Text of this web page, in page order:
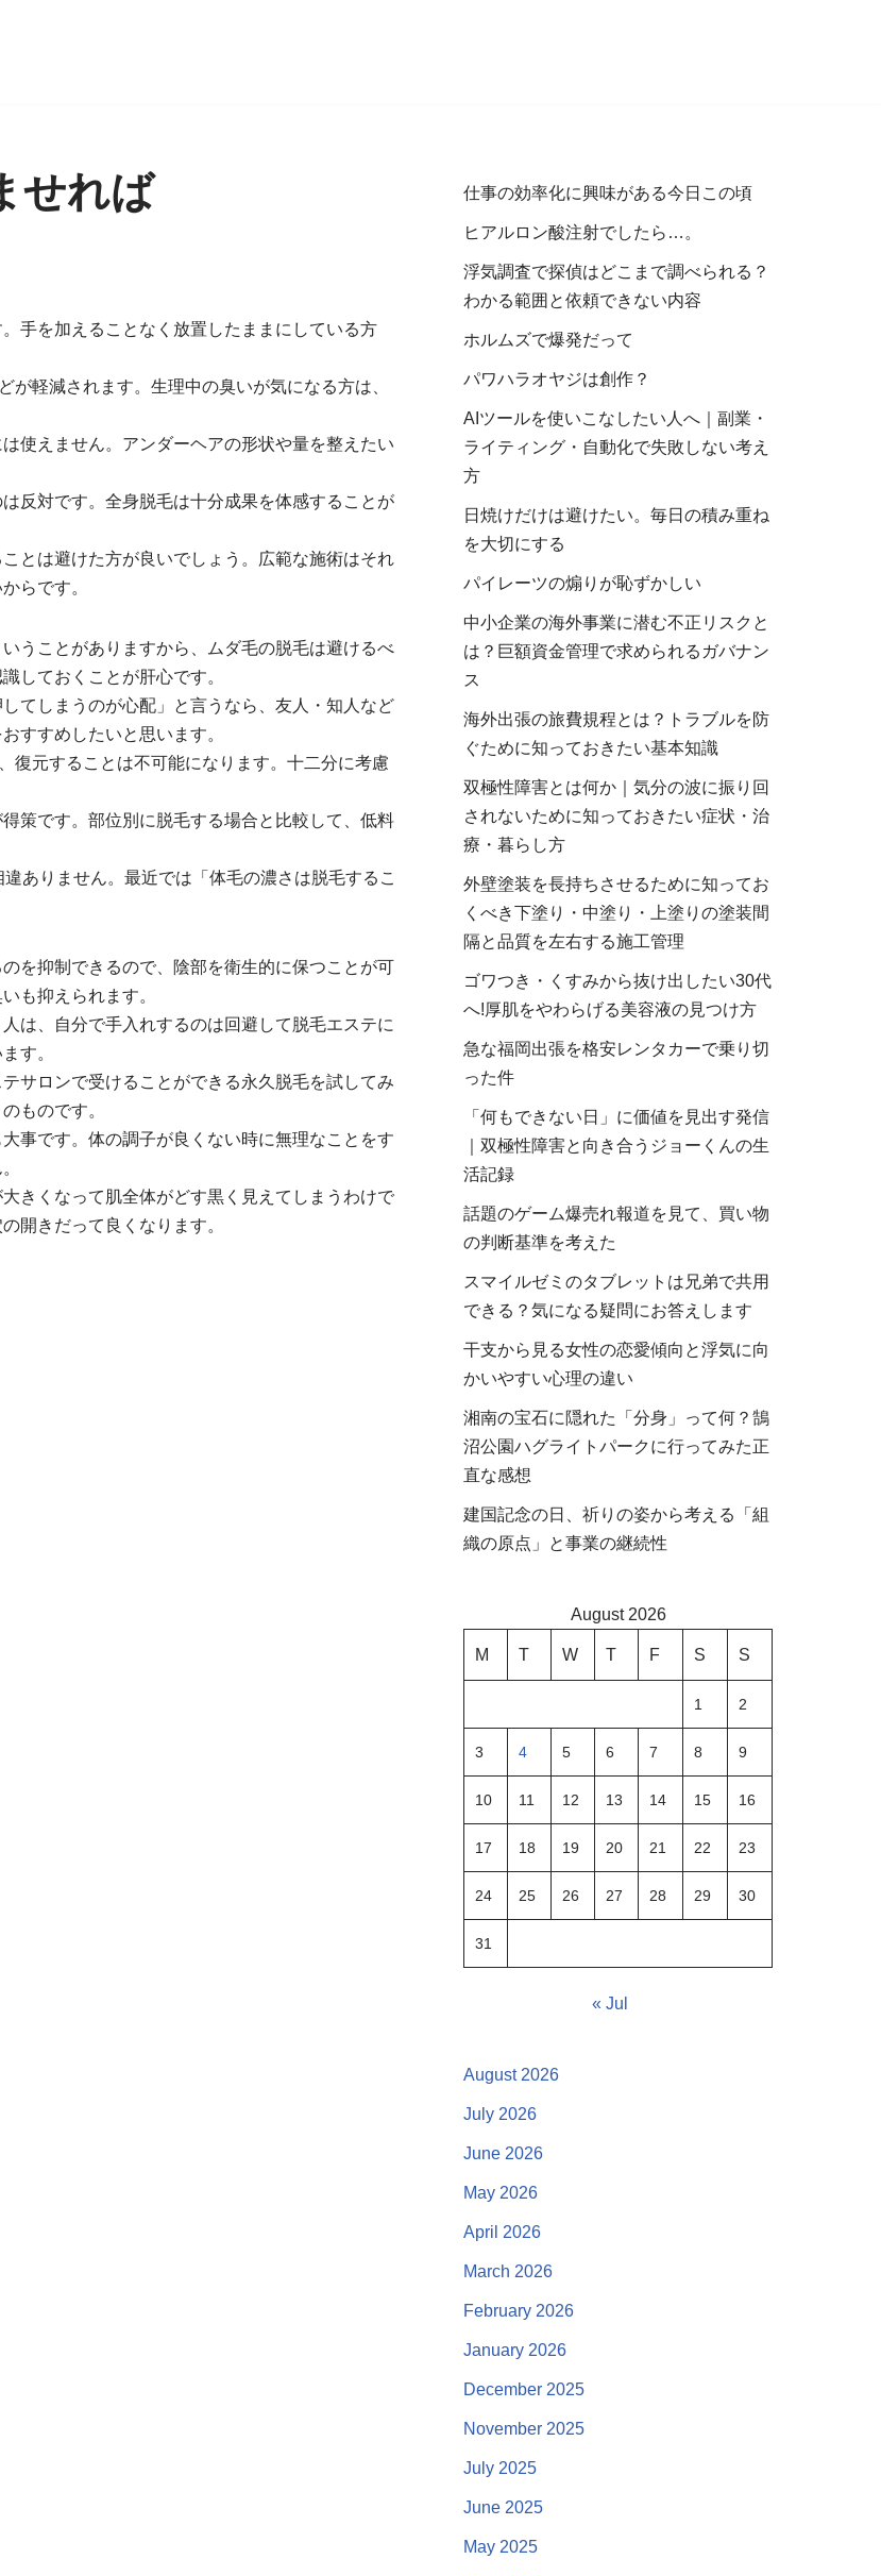
せれば
手を加えることなく放置したままにしている方
軽減されます。生理中の臭いが気になる方は、
使えません。アンダーヘアの形状や量を整えたい
反対です。全身脱毛は十分成果を体感することが
とは避けた方が良いでしょう。広範な施術はそれ
らです。
うことがありますから、ムダ毛の脱毛は避けるべ
しておくことが肝心です。
てしまうのが心配」と言うなら、友人・知人など
すすめしたいと思います。
復元することは不可能になります。十二分に考慮
策です。部位別に脱毛する場合と比較して、低料
ありません。最近では「体毛の濃さは脱毛するこ
を抑制できるので、陰部を衛生的に保つことが可
も抑えられます。
は、自分で手入れするのは回避して脱毛エステに
す。
サロンで受けることができる永久脱毛を試してみ
ものです。
事です。体の調子が良くない時に無理なことをす
きくなって肌全体がどす黒く見えてしまうわけで
開きだって良くなります。
仕事の効率化に興味がある今日この頃
ヒアルロン酸注射でしたら…。
浮気調査で探偵はどこまで調べられる？
わかる範囲と依頼できない内容
ホルムズで爆発だって
パワハラオヤジは創作？
AIツールを使いこなしたい人へ｜副業・
ライティング・自動化で失敗しない考え
方
日焼けだけは避けたい。毎日の積み重ね
を大切にする
パイレーツの煽りが恥ずかしい
中小企業の海外事業に潜む不正リスクと
は？巨額資金管理で求められるガバナン
ス
海外出張の旅費規程とは？トラブルを防
ぐために知っておきたい基本知識
双極性障害とは何か｜気分の波に振り回
されないために知っておきたい症状・治
療・暮らし方
外壁塗装を長持ちさせるために知ってお
くべき下塗り・中塗り・上塗りの塗装間
隔と品質を左右する施工管理
ゴワつき・くすみから抜け出したい30代
へ!厚肌をやわらげる美容液の見つけ方
急な福岡出張を格安レンタカーで乗り切
った件
「何もできない日」に価値を見出す発信
｜双極性障害と向き合うジョーくんの生
活記録
話題のゲーム爆売れ報道を見て、買い物
の判断基準を考えた
スマイルゼミのタブレットは兄弟で共用
できる？気になる疑問にお答えします
干支から見る女性の恋愛傾向と浮気に向
かいやすい心理の違い
湘南の宝石に隠れた「分身」って何？鵠
沼公園ハグライトパークに行ってみた正
直な感想
建国記念の日、祈りの姿から考える「組
織の原点」と事業の継続性
August 2026
M T W T F S S
1 2
3 4 5 6 7 8 9
10 11 12 13 14 15 16
17 18 19 20 21 22 23
24 25 26 27 28 29 30
31
« Jul
August 2026
July 2026
June 2026
May 2026
April 2026
March 2026
February 2026
January 2026
December 2025
November 2025
July 2025
June 2025
May 2025